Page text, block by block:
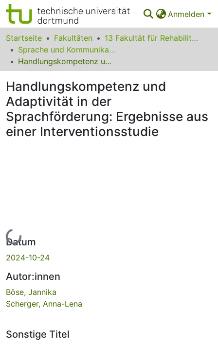
Anmelden
Bereiche & Sammlungen
Das gesamte Repositorium
FAQ
Leitlinien
Zurück zur Startseite
Startseite Fakultäten
13 Fakultät für Rehabilitationswissenschaften
Sprache und Kommunikation
Handlungskompetenz und Adaptivität in der Sprachförderung: Ergebnisse aus einer Interventionsstudie
Handlungskompetenz und
Adaptivität in der
Sprachförderung: Ergebnisse aus
einer Interventionsstudie
Lade...
Datum
2024-10-24
Autor:innen
Böse, Jannika
Scherger, Anna-Lena
Sonstige Titel